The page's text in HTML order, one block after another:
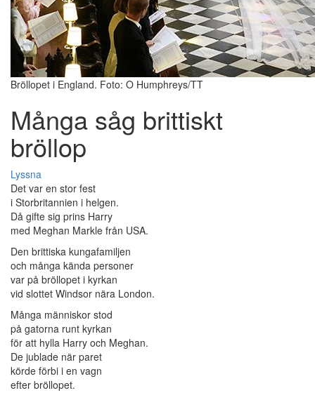
Bröllopet i England. Foto: O Humphreys/TT
Många såg brittiskt
bröllop
Lyssna
Det var en stor fest
i Storbritannien i helgen.
Då gifte sig prins Harry
med Meghan Markle från USA.
Den brittiska kungafamiljen
och många kända personer
var på bröllopet i kyrkan
vid slottet Windsor nära London.
Många människor stod
på gatorna runt kyrkan
för att hylla Harry och Meghan.
De jublade när paret
körde förbi i en vagn
efter bröllopet.